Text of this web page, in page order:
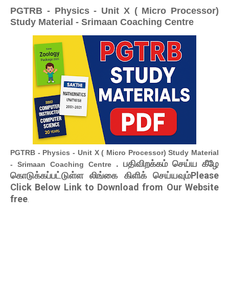
PGTRB - Physics - Unit X ( Micro Processor)
Study Material - Srimaan Coaching Centre
PGTRB - Physics - Unit X ( Micro Processor) Study Material
- Srimaan Coaching Centre . பதிவிறக்கம் செய்ய கீழே
கொடுக்கப்பட்டுள்ள லிங்கை கிளிக் செய்யவும்Please
Click Below Link to Download from Our Website
free